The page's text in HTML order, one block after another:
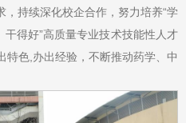
，持续深化校企合作，努力培养“学
得好”高质量专业技术技能性人才
特色,办出经验，不断推动药学、中